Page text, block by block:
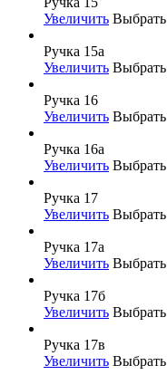
Увеличить Выбрать
Ручка 15а
Увеличить Выбрать
Ручка 16
Увеличить Выбрать
Ручка 16а
Увеличить Выбрать
Ручка 17
Увеличить Выбрать
Ручка 17а
Увеличить Выбрать
Ручка 17б
Увеличить Выбрать
Ручка 17в
Увеличить Выбрать